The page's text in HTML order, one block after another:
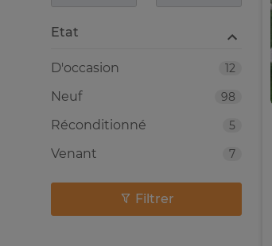
Etat
12
D'occasion
98
Neuf
5
Réconditionné
7
Venant
Filtrer